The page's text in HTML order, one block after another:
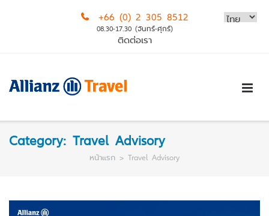
+66 (0) 2 305 8512
08.30-17.30 (จันทร์-ศุกร์)
ติดต่อเรา
Category: Travel Advisory
หน้าแรก > Travel Advisory